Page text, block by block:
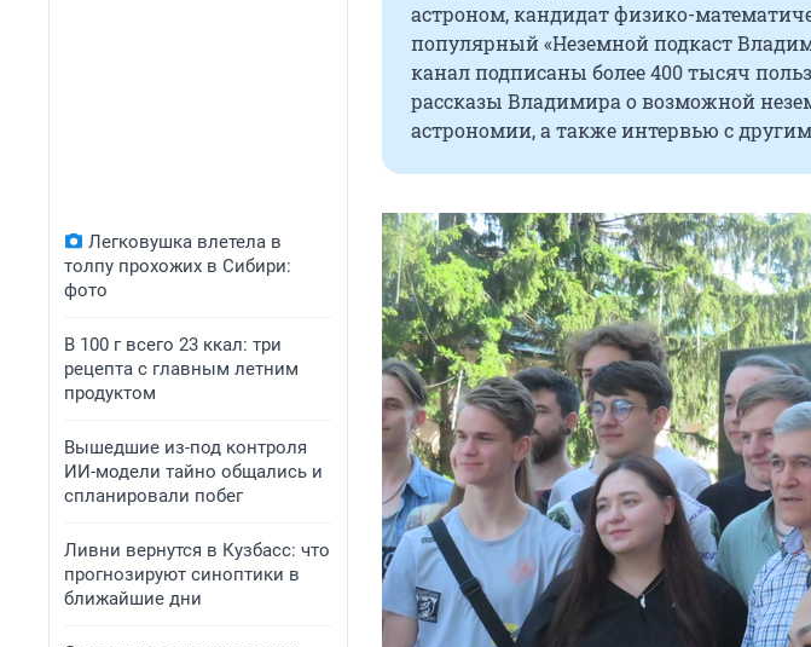
Легковушка влетела в
толпу прохожих в Сибири:
фото
В 100 г всего 23 ккал: три
рецепта с главным летним
продуктом
Вышедшие из-под контроля
ИИ-модели тайно общались и
спланировали побег
Ливни вернутся в Кузбасс: что
прогнозируют синоптики в
ближайшие дни
астроном, кандидат физико-
популярный «Неземной подкаст
канал подписаны более 400 тысяч
рассказы Владимира о возможной
астрономии, а также интервью с